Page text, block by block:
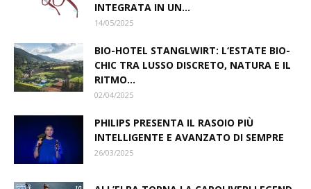
INTEGRATA IN UN...
14/05/2025
BIO-HOTEL STANGLWIRT: L‘ESTATE BIO-
CHIC TRA LUSSO DISCRETO, NATURA E IL
RITMO...
02/04/2025
PHILIPS PRESENTA IL RASOIO PIÙ
INTELLIGENTE E AVANZATO DI SEMPRE
26/03/2025